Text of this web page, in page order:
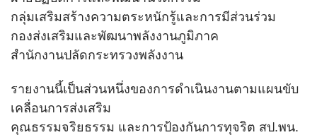
ภายใต้สังกัดกระทรวงพลังงาน
ผู้บริหาร
ข้อมูลผู้บริหาร
ข้อมูลพลังงานจังหวัด 76 จังหวัด
กลุ่มเสริมสร้างความตระหนักรู้และการมีส่วนร่วม
กองส่งเสริมและพัฒนาพลังงานภูมิภาค
สำนักงานปลัดกระทรวงพลังงาน
รายงานนี้เป็นส่วนหนึ่งของการดำเนินงานตามแผนขับ
เคลื่อนการส่งเสริม
คุณธรรมจริยธรรม และการป้องกันการทุจริต สป.พน.
อีเมล*
ข้อความ*